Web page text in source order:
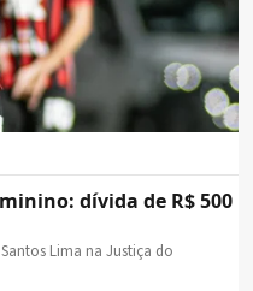
dívida de R$ 500
Lima na Justiça do